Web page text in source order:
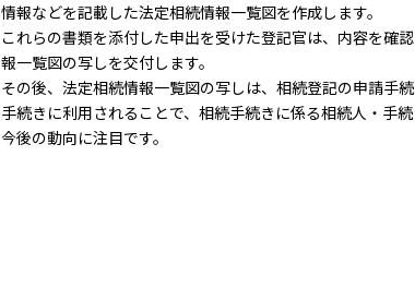
情報などを記載した法定相続情報一覧図を作成します。
これらの書類を添付した申出を受けた登記官は、内容を確
報一覧図の写しを交付します。
その後、法定相続情報一覧図の写しは、相続登記の申請手
手続きに利用されることで、相続手続きに係る相続人・手
今後の動向に注目です。